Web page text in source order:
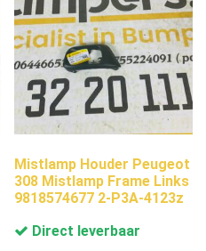
Mistlamp Houder Peugeot
308 Mistlamp Frame Links
9818574677 2-P3A-4123z
Direct leverbaar